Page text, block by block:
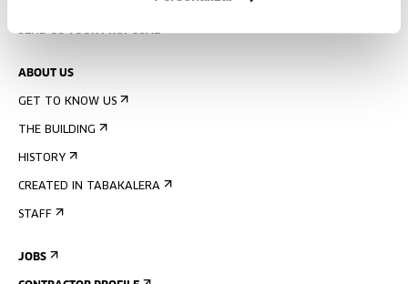
SEND US YOUR PROPOSAL
ABOUT US
GET TO KNOW US
THE BUILDING
HISTORY
CREATED IN TABAKALERA
STAFF
JOBS